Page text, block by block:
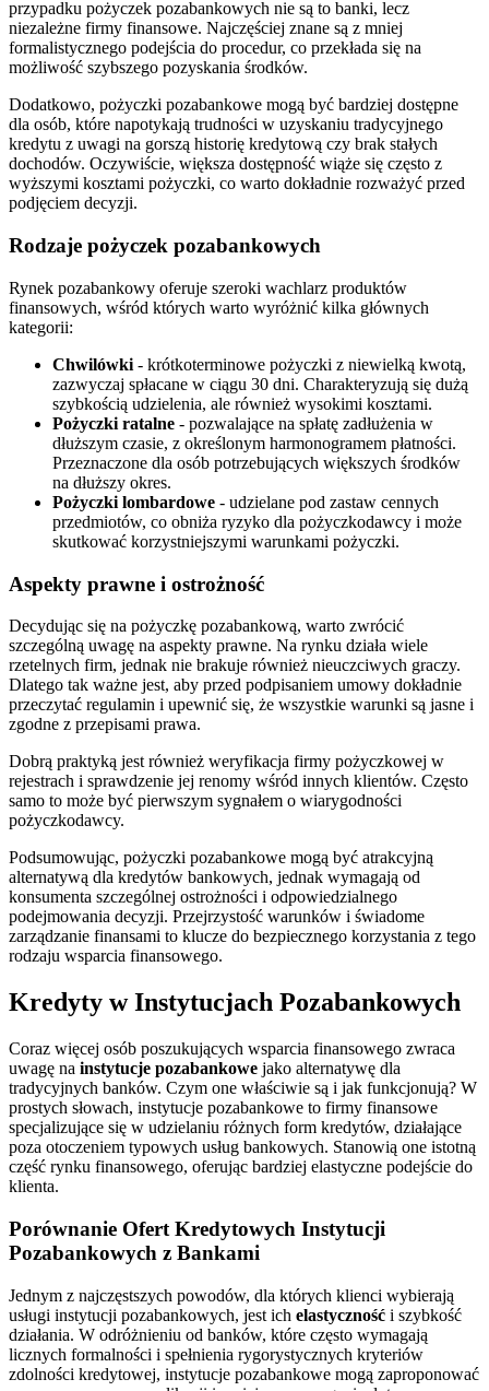
przypadku pożyczek pozabankowych nie są to banki, lecz
niezależne firmy finansowe. Najczęściej znane są z mniej
formalistycznego podejścia do procedur, co przekłada się na
możliwość szybszego pozyskania środków.
Dodatkowo, pożyczki pozabankowe mogą być bardziej dostępne
dla osób, które napotykają trudności w uzyskaniu tradycyjnego
kredytu z uwagi na gorszą historię kredytową czy brak stałych
dochodów. Oczywiście, większa dostępność wiąże się często z
wyższymi kosztami pożyczki, co warto dokładnie rozważyć przed
podjęciem decyzji.
Rodzaje pożyczek pozabankowych
Rynek pozabankowy oferuje szeroki wachlarz produktów
finansowych, wśród których warto wyróżnić kilka głównych
kategorii:
Chwilówki - krótkoterminowe pożyczki z niewielką kwotą,
zazwyczaj spłacane w ciągu 30 dni. Charakteryzują się dużą
szybkością udzielenia, ale również wysokimi kosztami.
Pożyczki ratalne - pozwalające na spłatę zadłużenia w
dłuższym czasie, z określonym harmonogramem płatności.
Przeznaczone dla osób potrzebujących większych środków
na dłuższy okres.
Pożyczki lombardowe - udzielane pod zastaw cennych
przedmiotów, co obniża ryzyko dla pożyczkodawcy i może
skutkować korzystniejszymi warunkami pożyczki.
Aspekty prawne i ostrożność
Decydując się na pożyczkę pozabankową, warto zwrócić
szczególną uwagę na aspekty prawne. Na rynku działa wiele
rzetelnych firm, jednak nie brakuje również nieuczciwych graczy.
Dlatego tak ważne jest, aby przed podpisaniem umowy dokładnie
przeczytać regulamin i upewnić się, że wszystkie warunki są jasne i
zgodne z przepisami prawa.
Dobrą praktyką jest również weryfikacja firmy pożyczkowej w
rejestrach i sprawdzenie jej renomy wśród innych klientów. Często
samo to może być pierwszym sygnałem o wiarygodności
pożyczkodawcy.
Podsumowując, pożyczki pozabankowe mogą być atrakcyjną
alternatywą dla kredytów bankowych, jednak wymagają od
konsumenta szczególnej ostrożności i odpowiedzialnego
podejmowania decyzji. Przejrzystość warunków i świadome
zarządzanie finansami to klucze do bezpiecznego korzystania z tego
rodzaju wsparcia finansowego.
Kredyty w Instytucjach Pozabankowych
Coraz więcej osób poszukujących wsparcia finansowego zwraca
uwagę na instytucje pozabankowe jako alternatywę dla
tradycyjnych banków. Czym one właściwie są i jak funkcjonują? W
prostych słowach, instytucje pozabankowe to firmy finansowe
specjalizujące się w udzielaniu różnych form kredytów, działające
poza otoczeniem typowych usług bankowych. Stanowią one istotną
część rynku finansowego, oferując bardziej elastyczne podejście do
klienta.
Porównanie Ofert Kredytowych Instytucji
Pozabankowych z Bankami
Jednym z najczęstszych powodów, dla których klienci wybierają
usługi instytucji pozabankowych, jest ich elastyczność i szybkość
działania. W odróżnieniu od banków, które często wymagają
licznych formalności i spełnienia rygorystycznych kryteriów
zdolności kredytowej, instytucje pozabankowe mogą zaproponować